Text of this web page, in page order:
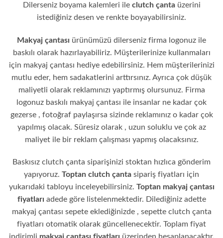
Dilerseniz boyama kalemleri ile clutch çantaüzerini
istediğiniz desen ve renkte boyayabilirsiniz.
Makyaj çantası ürünümüzü dilerseniz firma logonuz ile
baskılı olarak hazırlayabiliriz. Müşterilerinize kullanmaları
için makyaj çantası hediye edebilirsiniz. Hem müşterilerinizi
mutlu eder, hem sadakatlerini arttırsınız. Ayrıca çok düşük
maliyetli olarak reklamınızı yaptırmış olursunuz. Firma
logonuz baskılı makyaj çantası ile insanlar ne kadar çok
gezerse , fotoğraf paylaşırsa sizinde reklamınız o kadar çok
yapılmış olacak. Süresiz olarak , uzun soluklu ve çok az
maliyet ile bir reklam çalışması yapmış olacaksınız.
Baskısız clutch çanta siparişinizi stoktan hızlıca gönderim
yapıyoruz. Toptan clutch çanta sipariş fiyatları için
yukarıdaki tabloyu inceleyebilirsiniz. Toptan makyaj çantası
fiyatları adede göre listelenmektedir. Dilediğiniz adette
makyaj çantası sepete eklediğinizde , sepette clutch çanta
fiyatları otomatik olarak güncellenecektir. Toplam fiyat